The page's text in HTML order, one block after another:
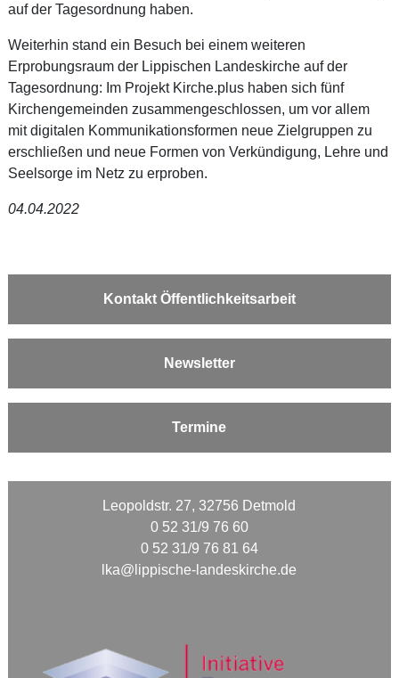
auf der Tagesordnung haben.
Weiterhin stand ein Besuch bei einem weiteren
Erprobungsraum der Lippischen Landeskirche auf der
Tagesordnung: Im Projekt Kirche.plus haben sich fünf
Kirchengemeinden zusammengeschlossen, um vor allem
mit digitalen Kommunikationsformen neue Zielgruppen zu
erschließen und neue Formen von Verkündigung, Lehre und
Seelsorge im Netz zu erproben.
04.04.2022
Kontakt Öffentlichkeitsarbeit
Newsletter
Termine
Leopoldstr. 27, 32756 Detmold
0 52 31/9 76 60
0 52 31/9 76 81 64
lka@lippische-landeskirche.de